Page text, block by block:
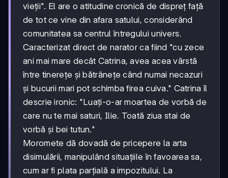
vieții". El are o atitudine cronică de dispreț față
de tot ce vine din afara satului, considerând
comunitatea sa centrul întregului univers.
Caracterizat direct de narator ca fiind "cu zece
ani mai mare decât Catrina, avea acea vârstă
între tinerețe și bătrânețe când numai necazuri
și bucurii mari pot schimba firea cuiva." Catrina îl
descrie ironic: "Luați-o-ar moartea de vorbă de
care nu te mai saturi, Ilie. Toată ziua stai de
vorbă și bei tutun."
Moromete dă dovadă de pricepere la arta
disimulării, manipulând situațiile în favoarea sa,
cum ar fi plata parțială a impozitului. La